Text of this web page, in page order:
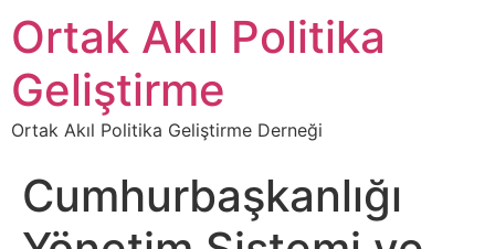
Ortak Akıl Politika
Geliştirme
Ortak Akıl Politika Geliştirme Derneği
Cumhurbaşkanlığı